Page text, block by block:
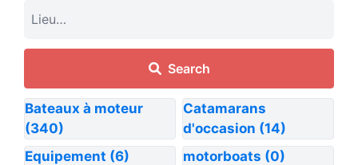
Search
Bateaux à moteur
(340)
Catamarans
d'occasion (14)
Equipement (6) motorboats (0)